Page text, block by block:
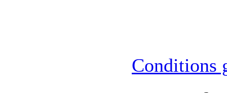
Conditions